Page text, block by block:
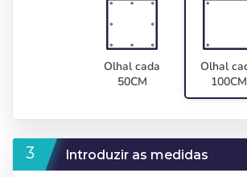
Olhal cada
50CM
Olhal
100CM
Introduzir as medidas